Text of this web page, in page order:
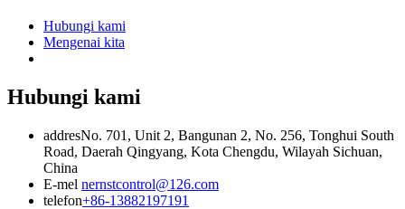
Hubungi kami
Mengenai kita
Hubungi kami
addresNo. 701, Unit 2, Bangunan 2, No. 256, Tonghui South
Road, Daerah Qingyang, Kota Chengdu, Wilayah Sichuan,
China
E-mel nernstcontrol@126.com
telefon+86-13882197191